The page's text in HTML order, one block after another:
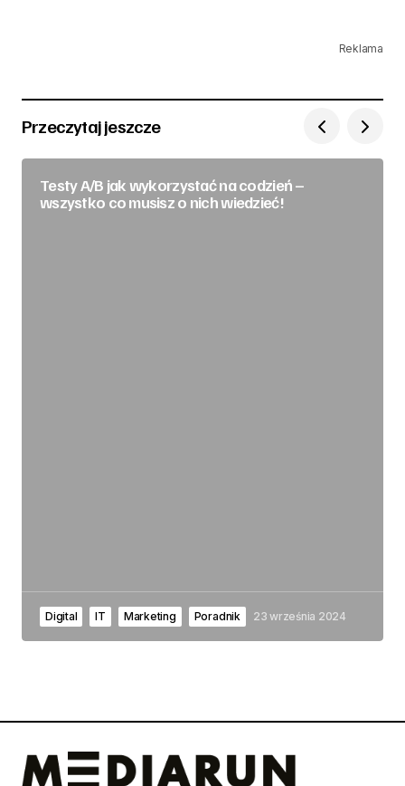
Reklama
Przeczytaj jeszcze
Testy A/B jak wykorzystać na codzień –
wszystko co musisz o nich wiedzieć!
Digital IT Marketing Poradnik 23 września 2024